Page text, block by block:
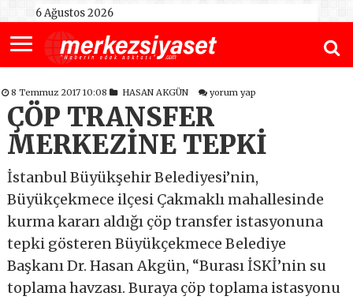
6 Ağustos 2026
8 Temmuz 2017 10:08 HASAN AKGÜN yorum yap
ÇÖP TRANSFER
MERKEZİNE TEPKİ
İstanbul Büyükşehir Belediyesi’nin,
Büyükçekmece ilçesi Çakmaklı mahallesinde
kurma kararı aldığı çöp transfer istasyonuna
tepki gösteren Büyükçekmece Belediye
Başkanı Dr. Hasan Akgün, “Burası İSKİ’nin su
toplama havzası. Buraya çöp toplama istasyonu